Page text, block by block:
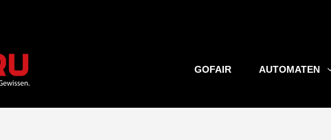
GOFAIR AUTOMATEN